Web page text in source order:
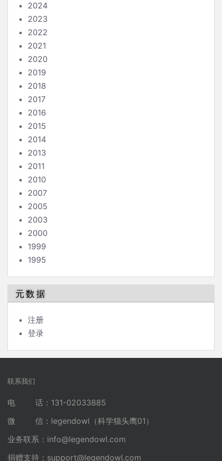
2024
2023
2022
2021
2020
2019
2018
2017
2016
2015
2014
2013
2011
2010
2007
2005
2003
2000
1999
1995
元数据
注册
登录
联系我们
电 话：131-02033885
微 信：legendowl（科学猫头鹰01）
业务联系： info@legendowl.com
捐赠支持： support@legendowl.com